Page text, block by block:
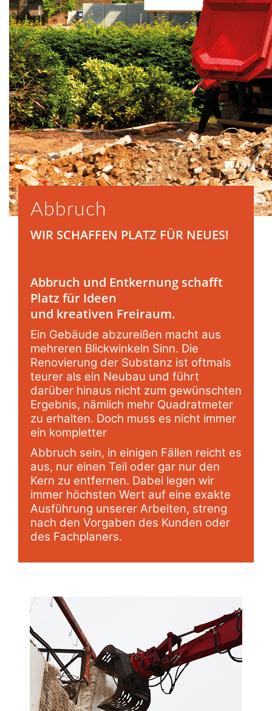
Abbruch
WIR SCHAFFEN PLATZ FÜR NEUES!
Abbruch und Entkernung schafft
Platz für Ideen
und kreativen Freiraum.
Ein Gebäude abzureißen macht aus
mehreren Blickwinkeln Sinn. Die
Renovierung der Substanz ist oftmals
teurer als ein Neubau und führt
darüber hinaus nicht zum gewünschten
Ergebnis, nämlich mehr Quadratmeter
zu erhalten. Doch muss es nicht immer
ein kompletter
Abbruch sein, in einigen Fällen reicht es
aus, nur einen Teil oder gar nur den
Kern zu entfernen. Dabei legen wir
immer höchsten Wert auf eine exakte
Ausführung unserer Arbeiten, streng
nach den Vorgaben des Kunden oder
des Fachplaners.